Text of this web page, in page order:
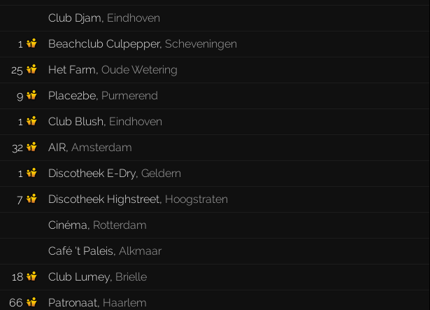
Club Djam, Eindhoven
1 Beachclub Culpepper, Scheveningen
25 Het Farm, Oude Wetering
9 Place2be, Purmerend
1 Club Blush, Eindhoven
32 AIR, Amsterdam
1 Discotheek E-Dry, Geldern
7 Discotheek Highstreet, Hoogstraten
Cinéma, Rotterdam
Café 't Paleis, Alkmaar
18 Club Lumey, Brielle
66 Patronaat, Haarlem